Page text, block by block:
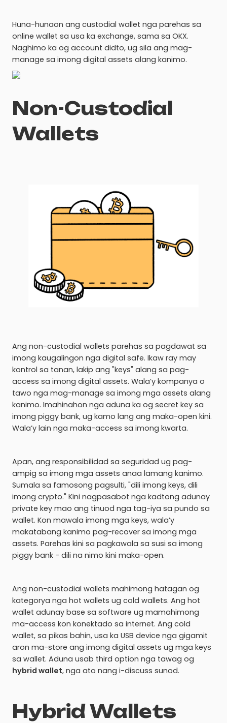
Huna-hunaon ang custodial wallet nga parehas sa
online wallet sa usa ka exchange, sama sa OKX.
Naghimo ka og account didto, ug sila ang mag-
manage sa imong digital assets alang kanimo.
Non-Custodial
Wallets
Ang non-custodial wallets parehas sa pagdawat sa
imong kaugalingon nga digital safe. Ikaw ray may
kontrol sa tanan, lakip ang "keys" alang sa pag-
access sa imong digital assets. Wala’y kompanya o
tawo nga mag-manage sa imong mga assets alang
kanimo. Imahinahon nga aduna ka og secret key sa
imong piggy bank, ug kamo lang ang maka-open kini.
Wala’y lain nga maka-access sa imong kwarta.
Apan, ang responsibilidad sa seguridad ug pag-
ampig sa imong mga assets anaa lamang kanimo.
Sumala sa famosong pagsulti, "dili imong keys, dili
imong crypto." Kini nagpasabot nga kadtong adunay
private key mao ang tinuod nga tag-iya sa pundo sa
wallet. Kon mawala imong mga keys, wala’y
makatabang kanimo pag-recover sa imong mga
assets. Parehas kini sa pagkawala sa susi sa imong
piggy bank - dili na nimo kini maka-open.
Ang non-custodial wallets mahimong hatagan og
kategorya nga hot wallets ug cold wallets. Ang hot
wallet adunay base sa software ug mamahimong
ma-access kon konektado sa internet. Ang cold
wallet, sa pikas bahin, usa ka USB device nga gigamit
aron ma-store ang imong digital assets ug mga keys
sa wallet. Aduna usab third option nga tawag og
hybrid wallet, nga ato nang i-discuss sunod.
Hybrid Wallets